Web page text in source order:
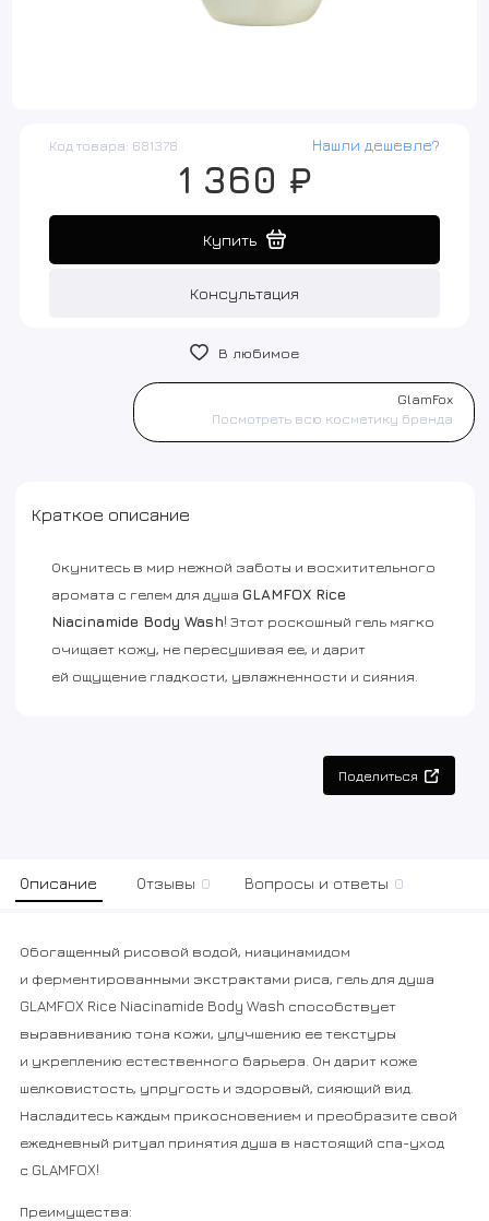
Код товара: 681378 Нашли дешевле?
1 360 ₽
Купить
Консультация
В любимое
GlamFox
Посмотреть всю косметику бренда
Краткое описание
Окунитесь в мир нежной заботы и восхитительного
аромата с гелем для душаGLAMFOX Rice
Niacinamide Body Wash! Этот роскошный гель мягко
очищает кожу, не пересушивая ее, и дарит
ей ощущение гладкости, увлажненности и сияния.
Поделиться
Описание Отзывы 0 Вопросы и ответы 0
Обогащенный рисовой водой, ниацинамидом
и ферментированными экстрактами риса, гель для душа
GLAMFOX Rice Niacinamide Body Wash способствует
выравниванию тона кожи, улучшению ее текстуры
и укреплению естественного барьера. Он дарит коже
шелковистость, упругость и здоровый, сияющий вид.
Насладитесь каждым прикосновением и преобразите свой
ежедневный ритуал принятия душа в настоящий спа-уход
с GLAMFOX!
Преимущества: